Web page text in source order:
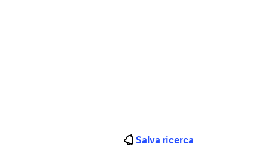
Salva ricerca